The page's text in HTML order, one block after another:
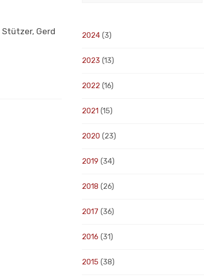
Gerd
2024(3)
2023 (13)
2022 (16)
2021(15)
2020(23)
2019 (34)
2018 (26)
2017 (36)
2016 (31)
2015 (38)